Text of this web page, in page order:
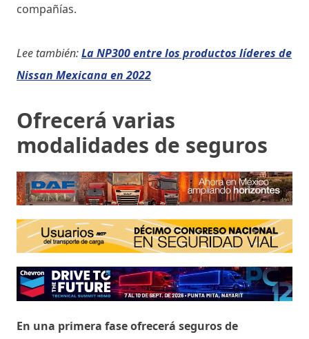
compañías.
Lee también:La NP300 entre los productos líderes de
Nissan Mexicana en 2022
Ofrecerá varias
modalidades de seguros
En una primera fase ofrecerá seguros de